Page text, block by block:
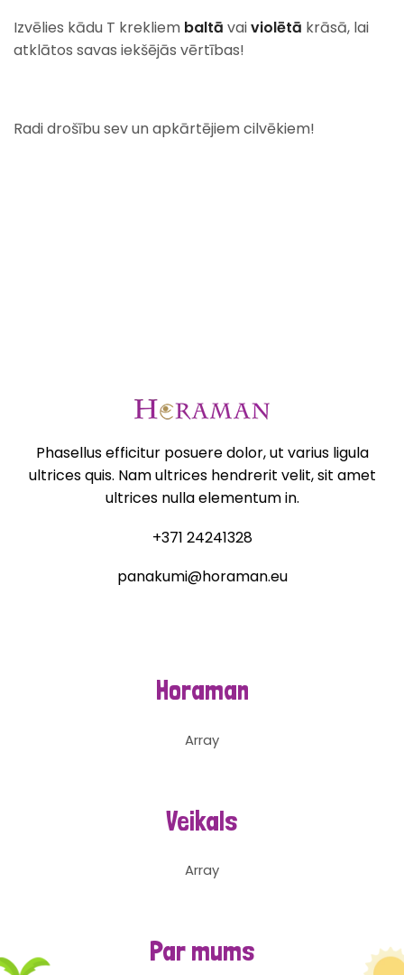
Izvēlies kādu T krekliem baltā vaiviolētā krāsā, lai
atklātos savas iekšējās vērtības!
Radi drošību sev un apkārtējiem cilvēkiem!
Phasellus efficitur posuere dolor, ut varius ligula
ultrices quis. Nam ultrices hendrerit velit, sit amet
ultrices nulla elementum in.
+371 24241328
panakumi@horaman.eu
Horaman
Array
Veikals
Array
Par mums